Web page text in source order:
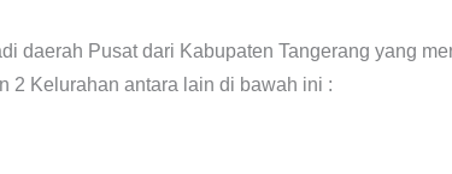
daerah Pusat dari Kabupaten Tangerang yang
2 Kelurahan antara lain di bawah ini :